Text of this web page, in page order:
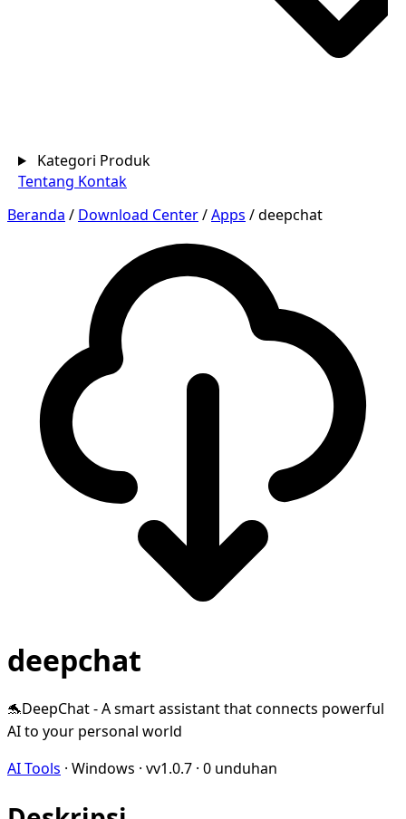
Kategori Produk
Tentang Kontak
Beranda / Download Center/Apps /deepchat
deepchat
🐬DeepChat - A smart assistant that connects powerful
AI to your personal world
AI Tools · Windows · vv1.0.7 · 0 unduhan